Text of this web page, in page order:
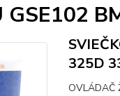
GSE102
325D
OVLÁDAČ